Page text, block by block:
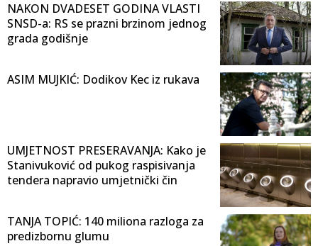
NAKON DVADESET GODINA VLASTI
SNSD-a: RS se prazni brzinom jednog
grada godišnje
ASIM MUJKIĆ: Dodikov Kec iz rukava
UMJETNOST PRESERAVANJA: Kako je
Stanivuković od pukog raspisivanja
tendera napravio umjetnički čin
TANJA TOPIĆ: 140 miliona razloga za
predizbornu glumu